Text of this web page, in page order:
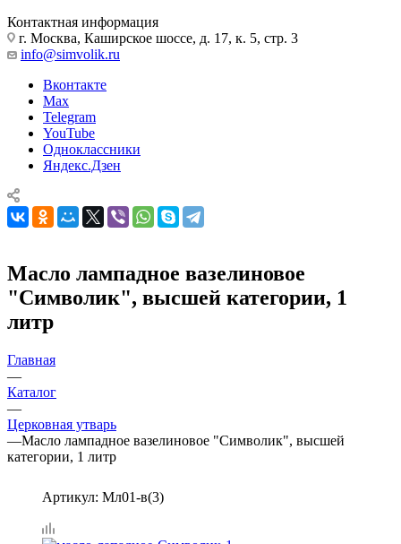
Контактная информация
г. Москва, Каширское шоссе, д. 17, к. 5, стр. 3
info@simvolik.ru
Вконтакте
Max
Telegram
YouTube
Одноклассники
Яндекс.Дзен
Масло лампадное вазелиновое
"Символик", высшей категории, 1
литр
Главная
—
Каталог
—
Церковная утварь
—Масло лампадное вазелиновое "Символик", высшей
категории, 1 литр
Артикул: Мл01-в(3)